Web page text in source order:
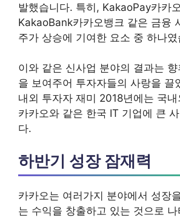
발했습니다. 특히, KakaoPay카카
KakaoBank카카오뱅크 같은 금융
주가 상승에 기여한 요소 중 하나였
이와 같은 신사업 분야의 결과는
을 보여주어 투자자들의 사랑을 끌
내외 투자자 재미 2018년에는 국내
카카오와 같은 한국 IT 기업에 큰
다.
하반기 성장 잠재력
카카오는 여러가지 분야에서 성장
는 수익을 창출하고 있는 것으로